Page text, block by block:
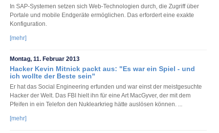
In SAP-Systemen setzen sich Web-Technologien durch, die Zugriff über
Portale und mobile Endgeräte ermöglichen. Das erfordert eine exakte
Konfiguration.
[mehr]
Montag, 11. Februar 2013
Hacker Kevin Mitnick packt aus: "Es war ein Spiel - und
ich wollte der Beste sein"
Er hat das Social Engineering erfunden und war einst der meistgesuchte
Hacker der Welt. Das FBI hielt ihn für eine Art MacGyver, der mit dem
Pfeifen in ein Telefon den Nuklearkrieg hätte auslösen können. ...
[mehr]